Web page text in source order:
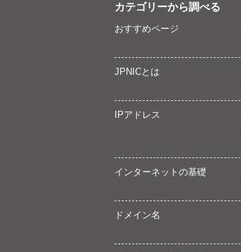
カテゴリーから調べる
おすすめページ
JPNICとは
IPアドレス
インターネットの基礎
ドメイン名